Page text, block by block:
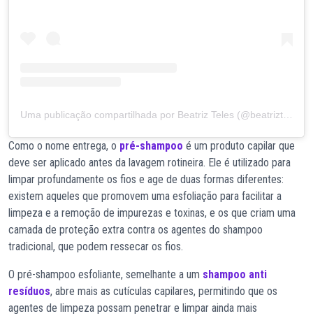
Como o nome entrega, o pré-shampoo é um produto capilar que
deve ser aplicado antes da lavagem rotineira. Ele é utilizado para
limpar profundamente os fios e age de duas formas diferentes:
existem aqueles que promovem uma esfoliação para facilitar a
limpeza e a remoção de impurezas e toxinas, e os que criam uma
camada de proteção extra contra os agentes do shampoo
tradicional, que podem ressecar os fios.
O pré-shampoo esfoliante, semelhante a um shampoo anti
resíduos, abre mais as cutículas capilares, permitindo que os
agentes de limpeza possam penetrar e limpar ainda mais